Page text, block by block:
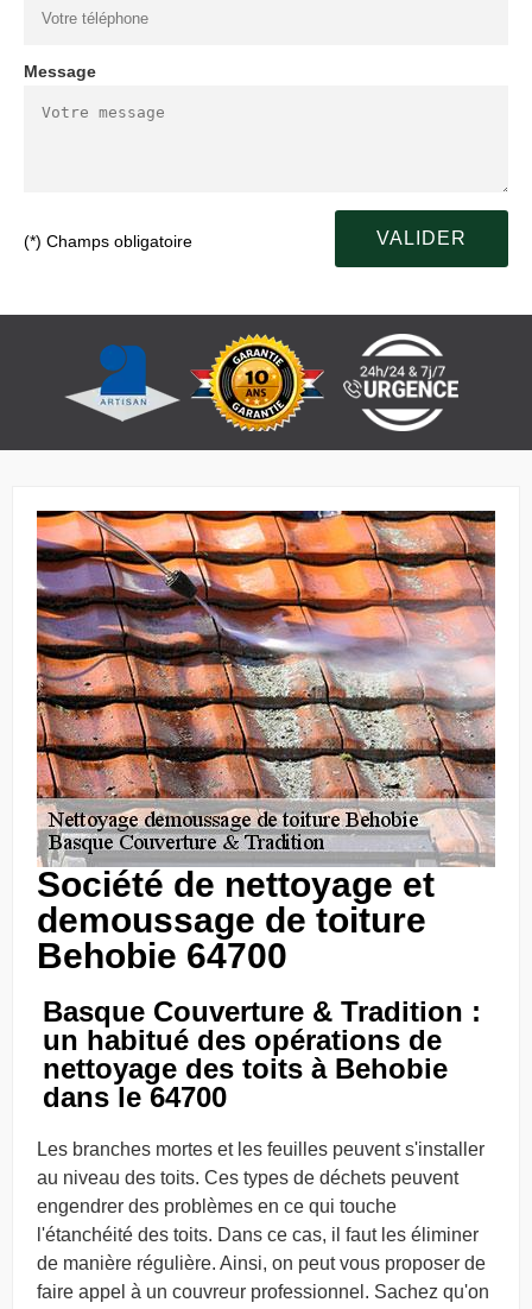
Message
(*) Champs obligatoire
Société de nettoyage et
demoussage de toiture
Behobie 64700
Basque Couverture & Tradition :
un habitué des opérations de
nettoyage des toits à Behobie
dans le 64700
Les branches mortes et les feuilles peuvent s'installer
au niveau des toits. Ces types de déchets peuvent
engendrer des problèmes en ce qui touche
l'étanchéité des toits. Dans ce cas, il faut les éliminer
de manière régulière. Ainsi, on peut vous proposer de
faire appel à un couvreur professionnel. Sachez qu'on